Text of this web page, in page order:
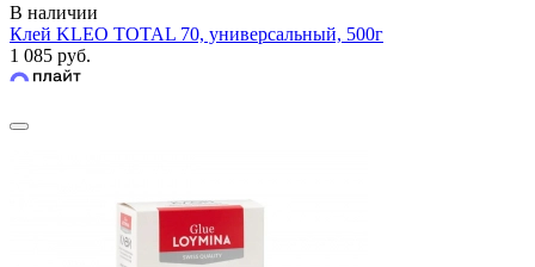
В наличии
Клей KLEO TOTAL 70, универсальный, 500г
1 085 руб.